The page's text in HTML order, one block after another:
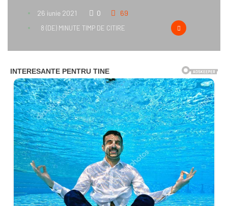
26 iunie 2021 0 69
8 (DE) MINUTE TIMP DE CITIRE